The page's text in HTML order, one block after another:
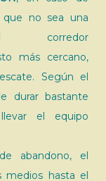
no sea una
corredor
más cercano,
Según el
durar bastante
el equipo
abandono, el
medios hasta el